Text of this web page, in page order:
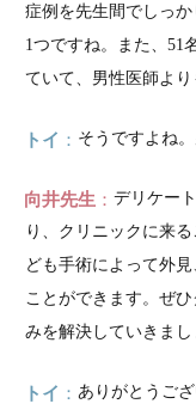
症例を先生間でしっ
1つですね。また、51
ていて、男性医師よ
トイ そうですよね
向井先生
デリケー
り、クリニックに来
ども手術によって外
ことができます。ぜ
みを解決していきまし
トイ ありがとうござ